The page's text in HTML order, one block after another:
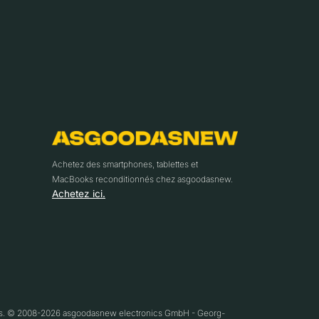
Achetez des smartphones, tablettes et
MacBooks reconditionnés chez asgoodasnew.
Achetez ici.
© 2008-2026 asgoodasnew electronics GmbH - Georg-